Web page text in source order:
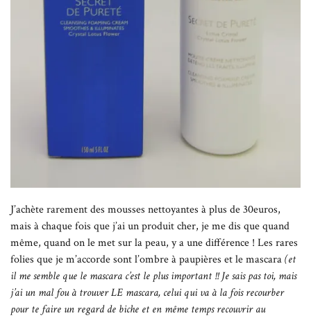
J’achète rarement des mousses nettoyantes à plus de 30euros,
mais à chaque fois que j’ai un produit cher, je me dis que quand
même, quand on le met sur la peau, y a une différence ! Les rares
folies que je m’accorde sont l’ombre à paupières et le mascara(et
il me semble que le mascara c’est le plus important !! Je sais pas toi, mais
j’ai un mal fou à trouver LE mascara, celui qui va à la fois recourber
pour te faire un regard de biche et en même temps recouvrir au